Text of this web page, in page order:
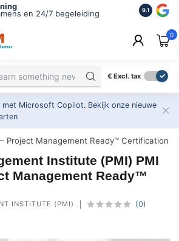
en 24/7 begeleiding
ISO
2.500+
9.1
0
€ Excl. tax
met Microsoft Copilot. Bekijk onze nieuwe
Project Management Ready™ Certification
Institute (PMI) PMI
Management Ready™
INSTITUTE (PMI) (0)